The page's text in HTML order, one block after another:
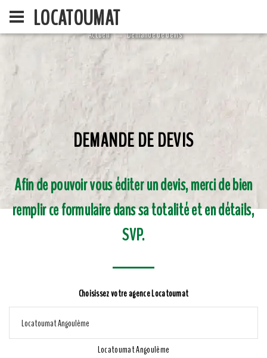
LOCATOUMAT
ACCUEIL
Accueil Demande de devis
DEMANDE DE DEVIS
Afin de pouvoir vous éditer un devis, merci de bien
remplir ce formulaire dans sa totalité et en détails,
SVP.
Choisissez votre agence Locatoumat
Locatoumat Angoulême